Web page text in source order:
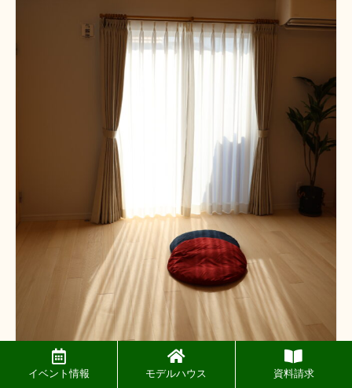
６０代の家づくり
イベント情報 モデルハウス 資料請求